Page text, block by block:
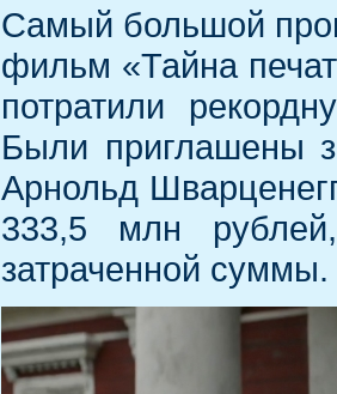
Самый большой
фильм «Тайна
потратили
Были приглашены
Арнольд
333,5 млн
затраченной суммы.